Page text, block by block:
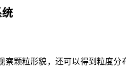
察颗粒形貌，还可以得到粒度